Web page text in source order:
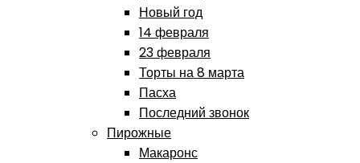
Новый год
14 февраля
23 февраля
Торты на 8 марта
Пасха
Последний звонок
Пирожные
Макаронс